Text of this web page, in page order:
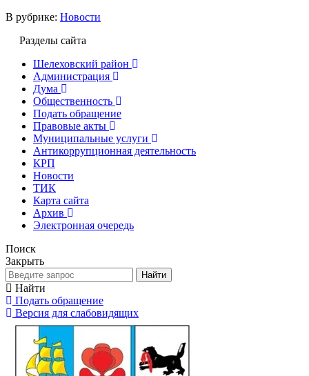
В рубрике: Новости
Разделы сайта
Шелеховский район
Администрация
Дума
Общественность
Подать обращение
Правовые акты
Муниципальные услуги
Антикоррупционная деятельность
КРП
Новости
ТИК
Карта сайта
Архив
Электронная очередь
Поиск
Закрыть
Найти
Найти
Подать обращение
Версия для слабовидящих